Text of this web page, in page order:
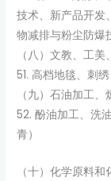
技术、新产品开发
物减排与粉尘防爆
（八）文教、工
51. 高档地毯、刺
（九）石油加工
52. 酚油加工、洗
青）
（十）化学原料